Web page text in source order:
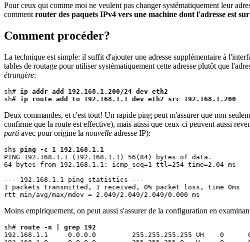
Pour ceux qui comme moi ne veulent pas changer systématiquement leur
comment router des paquets IPv4 vers une machine dont l'adresse est
Comment procéder?
La technique est simple: il suffit d'ajouter une adresse supplémentaire à
tables de routage pour utiliser systématiquement cette adresse plutôt que
étrangère:
sh# ip addr add 192.168.1.200/24 dev eth2
sh# ip route add to 192.168.1.1 dev eth2 src 192.168.1.200
Deux commandes, et c'est tout! Un rapide ping peut m'assurer que non
confirme que la route est effective), mais aussi que ceux-ci peuvent aussi
parti avec pour origine la nouvelle adresse IP):
sh$ ping -c 1 192.168.1.1
PING 192.168.1.1 (192.168.1.1) 56(84) bytes of data.
64 bytes from 192.168.1.1: icmp_seq=1 ttl=254 time=2.04 ms
--- 192.168.1.1 ping statistics ---
1 packets transmitted, 1 received, 0% packet loss, time 0ms
Moins empiriquement, on peut aussi s'assurer de la configuration en
sh# route -n | grep 192
192.168.1.1     0.0.0.0         255.255.255.255 UH    0